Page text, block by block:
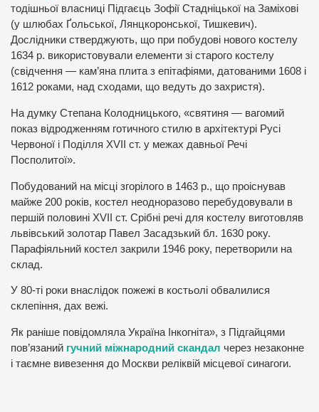
тодішньої власниці Підгаєць Зофії Стадніцької на Заміхові
(у шлюбах Ґольської, Лянцкоронської, Тишкевич).
Дослідники стверджують, що при побудові нового костелу
1634 р. використовували елементи зі старого костелу
(свідчення — кам’яна плита з епітафіями, датованими 1608 і
1612 роками, над сходами, що ведуть до захристя).
На думку Степана Колодницького, «святиня — вагомий
показ відродженням готичного стилю в архітектурі Русі
Червоної і Поділля XVII ст. у межах давньої Речі
Посполитої».
Побудований на місці згорілого в 1463 р., що проіснував
майже 200 років, костел неодноразово перебудовували в
першій половині XVII ст. Срібні речі для костелу виготовляв
львівський золотар Павел Засадзький бл. 1630 року.
Парафіяльний костел закрили 1946 року, перетворили на
склад.
У 80-ті роки внаслідок пожежі в костьолі обвалилися
склепіння, дах вежі.
Як раніше повідомляла Україна Інкогніта», з Підгайцями
пов’язаний гучний міжнародний скандал через незаконне
і таємне вивезення до Москви реліквій місцевої синагоги.